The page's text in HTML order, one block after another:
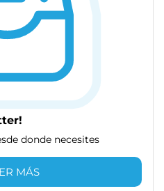
donde necesites
MÁS